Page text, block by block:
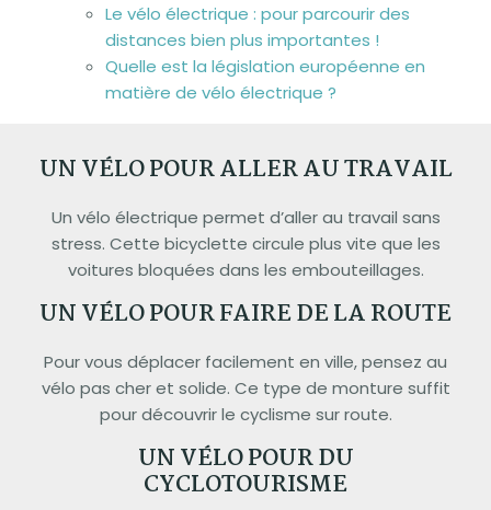
Le vélo électrique : pour parcourir des
distances bien plus importantes !
Quelle est la législation européenne en
matière de vélo électrique ?
UN VÉLO POUR ALLER AU TRAVAIL
Un vélo électrique permet d’aller au travail sans
stress. Cette bicyclette circule plus vite que les
voitures bloquées dans les embouteillages.
UN VÉLO POUR FAIRE DE LA ROUTE
Pour vous déplacer facilement en ville, pensez au
vélo pas cher et solide. Ce type de monture suffit
pour découvrir le cyclisme sur route.
UN VÉLO POUR DU
CYCLOTOURISME